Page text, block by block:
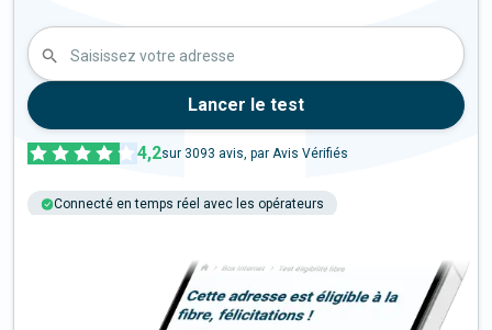
Saisissez votre adresse
Lancer le test
4,2sur 3093 avis, par Avis Vérifiés
Connecté en temps réel avec les opérateurs